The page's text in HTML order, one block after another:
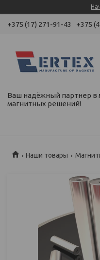
+375 (17) 271-91-43 +375
Ваш надёжный партнер в
магнитных решений!
Наши товары